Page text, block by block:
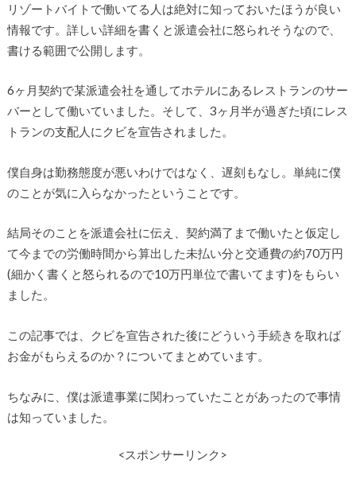
リゾートバイトで働いてる人は絶対に知っておいたほうが良い
情報です。詳しい詳細を書くと派遣会社に怒られそうなので、
書ける範囲で公開します。
6ヶ月契約で某派遣会社を通してホテルにあるレストランのサー
バーとして働いていました。そして、3ヶ月半が過ぎた頃にレス
トランの支配人にクビを宣告されました。
僕自身は勤務態度が悪いわけではなく、遅刻もなし。単純に僕
のことが気に入らなかったということです。
結局そのことを派遣会社に伝え、契約満了まで働いたと仮定し
て今までの労働時間から算出した未払い分と交通費の約70万円
(細かく書くと怒られるので10万円単位で書いてます)をもらい
ました。
この記事では、クビを宣告された後にどういう手続きを取れば
お金がもらえるのか？についてまとめています。
ちなみに、僕は派遣事業に関わっていたことがあったので事情
は知っていました。
<スポンサーリンク>